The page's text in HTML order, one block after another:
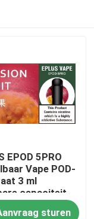
EPOD 5PRO
Vape POD-
3 ml
capaciteit
ml Nicotine
sturen